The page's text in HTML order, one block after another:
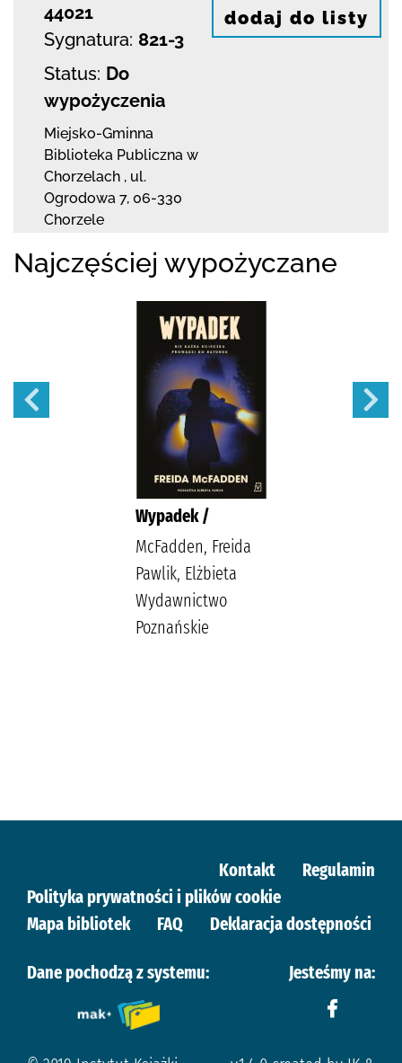
44021
Sygnatura: 821-3
Status: Do
wypożyczenia
Miejsko-Gminna
Biblioteka Publiczna w
Chorzelach , ul.
Ogrodowa 7, 06-330
Chorzele
dodaj do listy
Najczęściej wypożyczane
Wypadek /
McFadden, Freida
Pawlik, Elżbieta
Wydawnictwo
Poznańskie
Kontakt
Regulamin
Polityka prywatności i plików cookie
Mapa bibliotek
FAQ Deklaracja dostępności
Dane pochodzą z systemu: Jesteśmy na: